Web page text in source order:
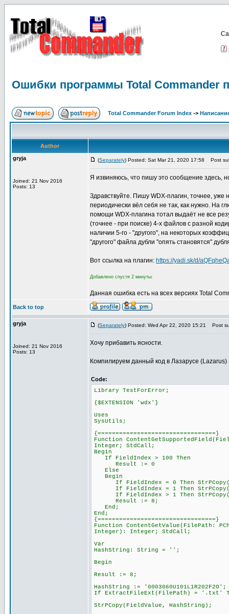
Ошибки программы Total Commander
Total Commander Forum Index ->
Author
gryja
Joined: 21 Nov 2016
Posts: 13
(Separately) Posted: Sat Mar 21, 2020 17:58 Post
Я извиняюсь, что пишу это сообщение здесь,
Здравствуйте. Пишу WDX-плагин, точнее, уже
периодически вёл себя не так, как нужно. На
помощи WDX-плагина тотал выдаёт не все
(точнее - при поиске) 4-х файлов с разной
наличии 5-го - "другого", на некоторых
"другого" файла дубли "опять становятся"
Вот ссылка на плагин: https://yadi.sk/d/
Добавлено спустя 2 минуты:
Данная ошибка есть на всех версиях Total
Back to top
gryja
Joined: 21 Nov 2016
Posts: 13
(Separately) Posted: Wed Apr 22, 2020 15:21 Post
Хочу прибавить ясности.
Компилируем данный код в Лазарусе (Lazarus)
Code:
Library TestForError;
{$EXTENSION 'wdx'}
Uses
SysUtils;
{=================================}
Function
Integer; StdCall;
Begin
If FieldIndex > 100 Then
Result := 0
Else
Begin
If FieldIndex = 0 Then
If FieldIndex = 1 Then
If FieldIndex > 1 Then
Result := 8;
End;
End;
{=================================}
Function ContentGetValue(FilePath:
Integer): Integer; StdCall;
Var
HashString: String = '';
Begin
Result := 8;
HashString := '0003060U101L1R202F2O';
If ExtractFileExt(FilePath) = '.txt'
StrPCopy(FieldValue, HashString);